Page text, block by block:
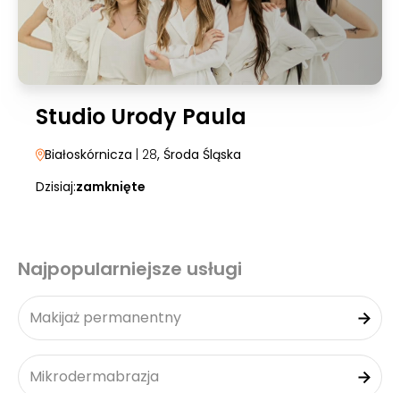
Studio Urody Paula
Białoskórnicza | 28, Środa Śląska
Dzisiaj:zamknięte
Najpopularniejsze usługi
Makijaż permanentny
Mikrodermabrazja